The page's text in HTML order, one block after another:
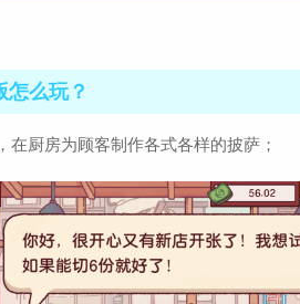
怎么玩？
厨房为顾客制作各式各样的披萨；